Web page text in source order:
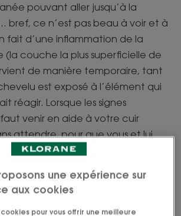
pouvant aller jusqu’à la
bref, ce n’est pas beau à voir et à
fait d’une inflammation de la
couche la plus superficielle de
de manière temporaire, tant
est exposé à l’élément qui
réagir. Lorsque les signes
venir en aide à votre cuir
attendre, pour que vous et lui
de confort et éviter que la peau se
une expérience sur
aux cookies
cookies pour vous offrir une meilleure